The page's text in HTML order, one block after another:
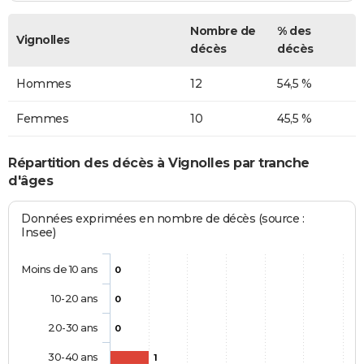
Vignolles
Nombre de
décès
% des
décès
Hommes 12 54,5 %
Femmes 10 45,5 %
Répartition des décès à Vignolles par tranche
d'âges
Données exprimées en nombre de décès (source :
Insee)
0
0
0
1
Moins de 10 ans
10-20 ans
20-30 ans
30-40 ans